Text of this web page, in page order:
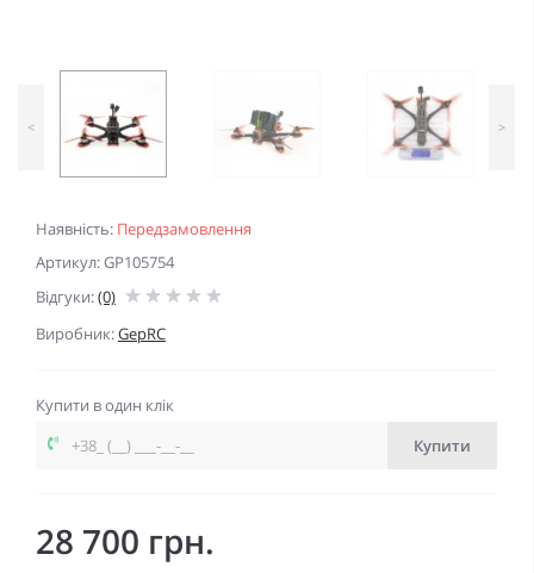
Наявність: Передзамовлення
Артикул: GP105754
Відгуки:(0)
Виробник:GepRC
< >
Купити в один клік
Купити
28 700 грн.